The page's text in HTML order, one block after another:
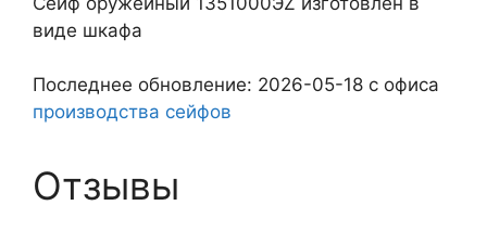
виде шкафа
Последнее обновление: 2026-05-18 с офиса
производства сейфов
Отзывы